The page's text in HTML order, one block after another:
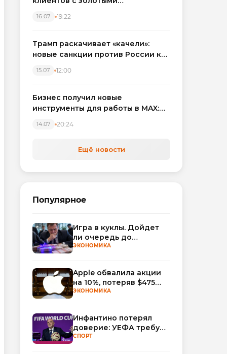
вырос на фоне подорожания
16.07 19:22
Трамп раскачивает «качели»:
новые санкции против России как
15.07 12:00
Бизнес получил новые
инструменты для работы в MAX:
автоматизируют обработку
14.07 20:24
Ещё новости
Популярное
Игра в куклы. Дойдет
ли очередь до
Миллера?
ЭКОНОМИКА
Apple обвалила акции
на 10%, потеряв $475
млрд капитализации
ЭКОНОМИКА
Инфантино потерял
доверие: УЕФА требует
смены руководства
СПОРТ